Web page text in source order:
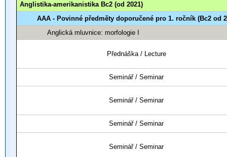
Anglistika-amerikanistika Bc2 (od 2021)
AAA - Povinné předměty doporučené pro 1. ročník (Bc2 od
Anglická mluvnice: morfologie I
Přednáška / Lecture
Seminář / Seminar
Seminář / Seminar
Seminář / Seminar
Seminář / Seminar